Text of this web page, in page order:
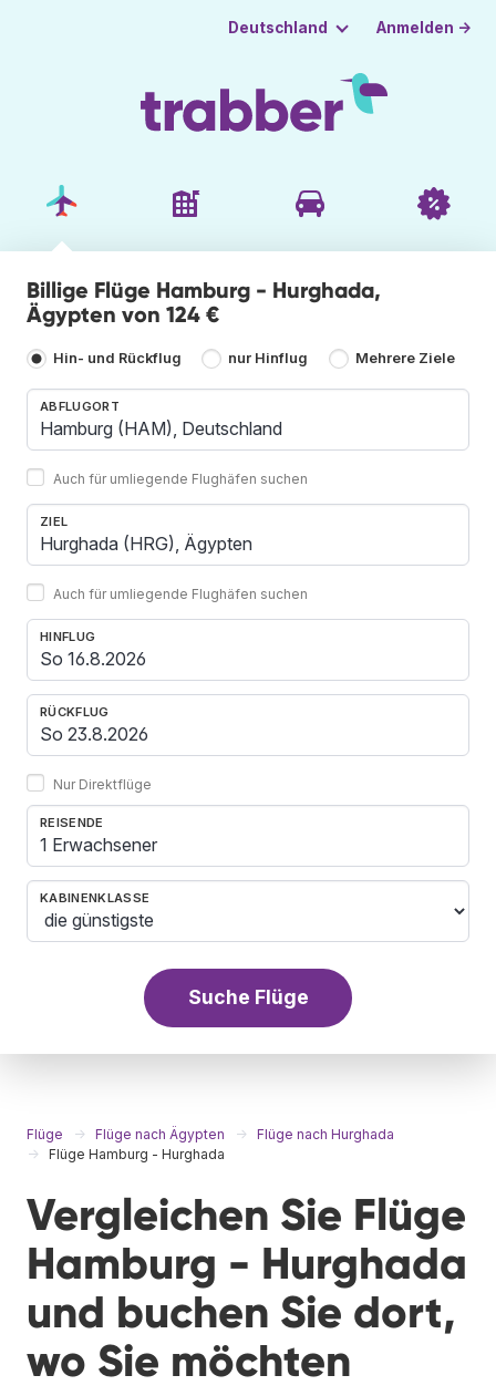
Deutschland Anmelden →
Billige Flüge Hamburg - Hurghada,
Ägypten von 124 €
Hin- und Rückflug nur Hinflug Mehrere Ziele
ABFLUGORT
Auch für umliegende Flughäfen suchen
ZIEL
Auch für umliegende Flughäfen suchen
HINFLUG
RÜCKFLUG
Nur Direktflüge
REISENDE
1 Erwachsener
KABINENKLASSE
Suche Flüge
Flüge Flüge nach Ägypten
Flüge nach Hurghada
Flüge Hamburg - Hurghada
Vergleichen Sie Flüge
Hamburg - Hurghada
und buchen Sie dort,
wo Sie möchten